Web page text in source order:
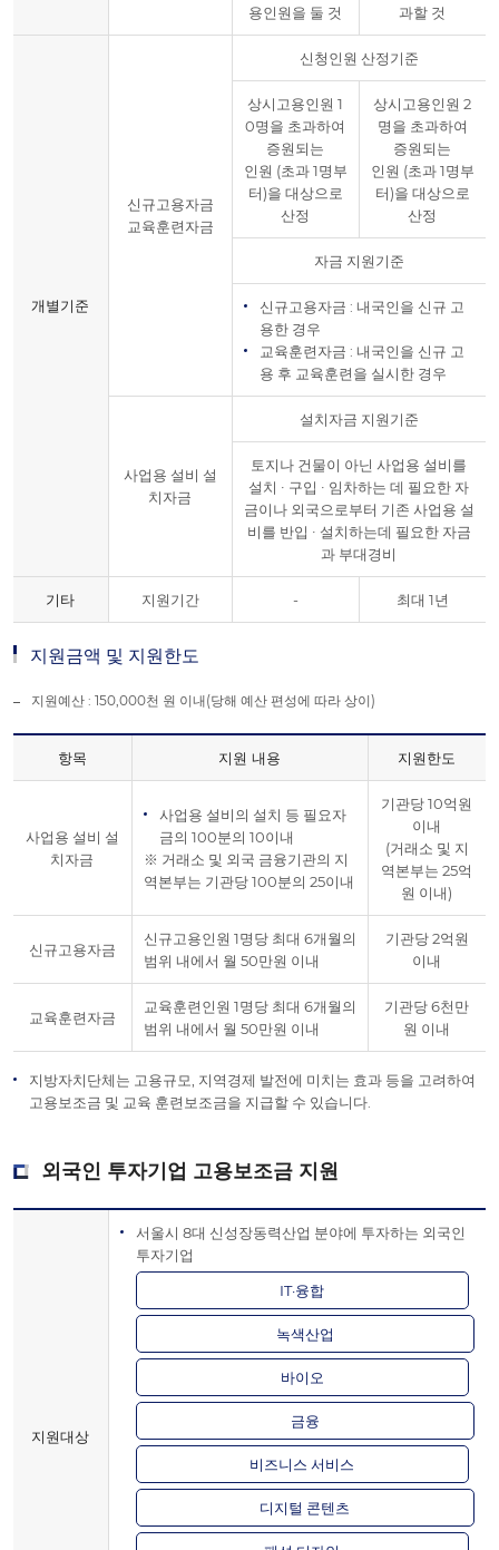
용인원을 둘 것
과할 것
개별기준
신규고용자금
교육훈련자금
신청인원 산정기준
상시고용인원 1
0명을 초과하여
증원되는
인원 (초과 1명부
터)을 대상으로
산정
상시고용인원 2
명을 초과하여
증원되는
인원 (초과 1명부
터)을 대상으로
산정
자금 지원기준
신규고용자금 : 내국인을 신규 고
용한 경우
교육훈련자금 : 내국인을 신규 고
용 후 교육훈련을 실시한 경우
사업용 설비 설
치자금
설치자금 지원기준
토지나 건물이 아닌 사업용 설비를
설치 ∙ 구입 ∙ 임차하는 데 필요한 자
금이나 외국으로부터 기존 사업용 설
비를 반입 ∙ 설치하는데 필요한 자금
과 부대경비
기타 지원기간 - 최대 1년
지원금액 및 지원한도
지원예산 : 150,000천 원 이내(당해 예산 편성에 따라 상이)
항목 지원 내용 지원한도
사업용 설비 설
치자금
사업용 설비의 설치 등 필요자
금의 100분의 10이내
※ 거래소 및 외국 금융기관의 지
역본부는 기관당 100분의 25이내
기관당 10억원
이내
(거래소 및 지
역본부는 25억
원 이내)
신규고용자금
신규고용인원 1명당 최대 6개월의
범위 내에서 월 50만원 이내
기관당 2억원
이내
교육훈련자금
교육훈련인원 1명당 최대 6개월의
범위 내에서 월 50만원 이내
기관당 6천만
원 이내
지방자치단체는 고용규모, 지역경제 발전에 미치는 효과 등을 고려하여
고용보조금 및 교육 훈련보조금을 지급할 수 있습니다.
외국인 투자기업 고용보조금 지원
지원대상
서울시 8대 신성장동력산업 분야에 투자하는 외국인
투자기업
IT·융합
녹색산업
바이오
금융
비즈니스 서비스
디지털 콘텐츠